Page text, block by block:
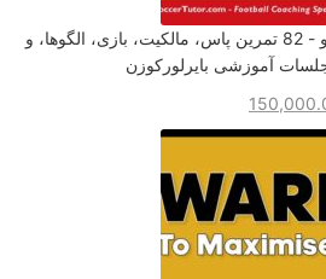
خرید آنلاین کتاب ژابی آلونسو - 82 تمرین پاس، مالکیت، بازی، الگوها، و
آموزشی بایرلورکوزن